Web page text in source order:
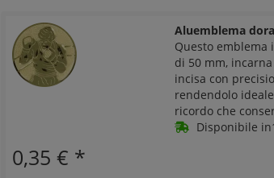
Aluemblema
Questo
di 50 mm,
incisa con
rendendolo
ricordo che
Disponibile
0,35 € *